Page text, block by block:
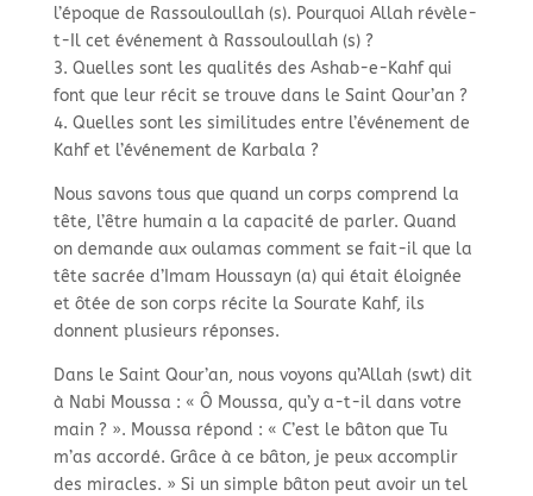
l’époque de Rassouloullah (s). Pourquoi Allah révèle-
t-Il cet événement à Rassouloullah (s) ?
3. Quelles sont les qualités des Ashab-e-Kahf qui
font que leur récit se trouve dans le Saint Qour’an ?
4. Quelles sont les similitudes entre l’événement de
Kahf et l’événement de Karbala ?
Nous savons tous que quand un corps comprend la
tête, l’être humain a la capacité de parler. Quand
on demande aux oulamas comment se fait-il que la
tête sacrée d’Imam Houssayn (a) qui était éloignée
et ôtée de son corps récite la Sourate Kahf, ils
donnent plusieurs réponses.
Dans le Saint Qour’an, nous voyons qu’Allah (swt) dit
à Nabi Moussa : « Ô Moussa, qu’y a-t-il dans votre
main ? ». Moussa répond : « C’est le bâton que Tu
m’as accordé. Grâce à ce bâton, je peux accomplir
des miracles. » Si un simple bâton peut avoir un tel